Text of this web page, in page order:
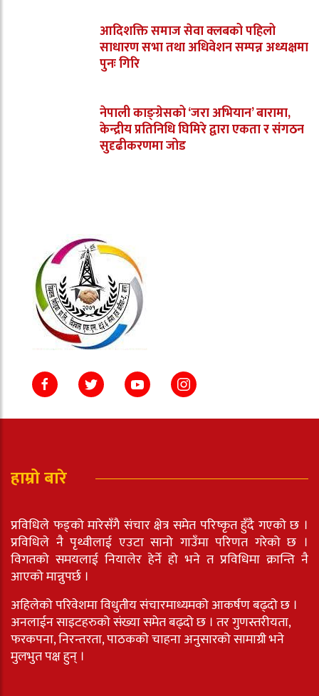
आदिशक्ति समाज सेवा क्लबको पहिलो
साधारण सभा तथा अधिवेशन सम्पन्न अध्यक्षमा
पुनः गिरि
नेपाली काङ्ग्रेसको ‘जरा अभियान’ बारामा,
केन्द्रीय प्रतिनिधि घिमिरे द्वारा एकता र संगठन
सुदृढीकरणमा जोड
हाम्रो बारे
प्रविधिले फड्को मारेसँगै संचार क्षेत्र समेत परिष्कृत हुँदै गएको छ ।
प्रविधिले नै पृथ्वीलाई एउटा सानो गाउँमा परिणत गरेको छ ।
विगतको समयलाई नियालेर हेर्ने हो भने त प्रविधिमा क्रान्ति नै
आएको मान्नुपर्छ ।
अहिलेको परिवेशमा विधुतीय संचारमाध्यमको आकर्षण बढ्दो छ ।
अनलाईन साइटहरुको संख्या समेत बढ्दो छ । तर गुणस्तरीयता,
फरकपना, निरन्तरता, पाठकको चाहना अनुसारको सामाग्री भने
मुलभुत पक्ष हुन् ।